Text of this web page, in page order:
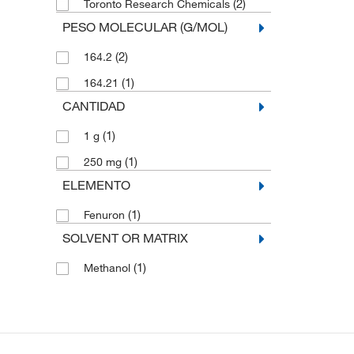
Toronto Research Chemicals (2)
PESO MOLECULAR (G/MOL)
164.2 (2)
164.21 (1)
CANTIDAD
1 g (1)
250 mg (1)
ELEMENTO
Fenuron (1)
SOLVENT OR MATRIX
Methanol (1)